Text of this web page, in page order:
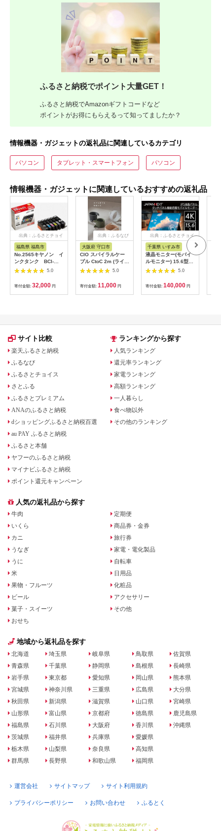
ふるさと納税でポイント大量GET！
ふるさと納税でAmazonギフトコードなど
ポイントがお得にもらえるって知ってましたか？
情報機器・ガジェットの返礼品に関連しているカテゴリ
パソコン タブレット・スマートフォン パソコン
情報機器・ガジェットに関連しているおすすめの返礼品
出典：ふるさとチョイ
福島県 福島市
No.2565キヤノン イ
ンクタンク BCI-
351XL＋350XL/6MP
5.0
寄付金額: 32,000 円
出典：ふるなび
大阪府 守口市
CIO スパイラルケー
ブル CtoC 2m (ライト
ブラック)｜Type-C 充
5.0
寄付金額: 11,000 円
出典：ふるさとチョイ
千葉県 いすみ市
液晶モニター(モバイ
ルモニター) 15.6型ワ
イド 4K タッチパネ
ル対応 リファビッシ
ュ品【1466952】
5.0
寄付金額: 140,000 円
サイト比較
楽天ふるさと納税
ふるなび
ふるさとチョイス
さとふる
ふるさとプレミアム
ANAのふるさと納税
dショッピングふるさと納税百選
au PAY ふるさと納税
ふるさと本舗
ヤフーのふるさと納税
マイナビふるさと納税
ポイント還元キャンペーン
ランキングから探す
人気ランキング
還元率ランキング
家電ランキング
高額ランキング
一人暮らし
食べ物以外
その他のランキング
人気の返礼品から探す
牛肉
いくら
カニ
うなぎ
うに
米
果物・フルーツ
ビール
菓子・スイーツ
おせち
定期便
商品券・金券
旅行券
家電・電化製品
自転車
日用品
化粧品
アクセサリー
その他
地域から返礼品を探す
北海道
青森県
岩手県
宮城県
秋田県
山形県
福島県
茨城県
栃木県
群馬県
埼玉県
千葉県
東京都
神奈川県
新潟県
富山県
石川県
福井県
山梨県
長野県
岐阜県
静岡県
愛知県
三重県
滋賀県
京都府
大阪府
兵庫県
奈良県
和歌山県
鳥取県
島根県
岡山県
広島県
山口県
徳島県
香川県
愛媛県
高知県
福岡県
佐賀県
長崎県
熊本県
大分県
宮崎県
鹿児島県
沖縄県
運営会社 サイトマップ サイト利用規約
プライバシーポリシー お問い合わせ ふるとく